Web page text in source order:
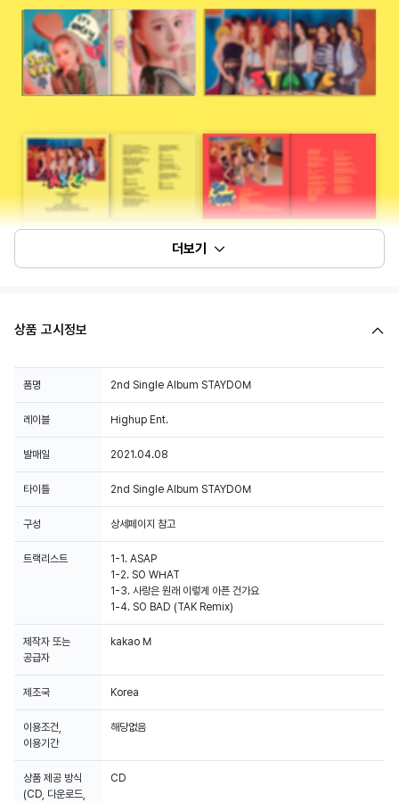
더보기
상품 고시정보
품명 2nd Single Album STAYDOM
레이블 Highup Ent.
발매일 2021.04.08
타이틀 2nd Single Album STAYDOM
구성 상세페이지 참고
트랙리스트
1-1. ASAP
1-2. SO WHAT
1-3. 사랑은 원래 이렇게 아픈 건가요
1-4. SO BAD (TAK Remix)
제작자 또는
공급자
kakao M
제조국 Korea
이용조건,
이용기간
해당없음
상품 제공 방식
(CD, 다운로드,
CD